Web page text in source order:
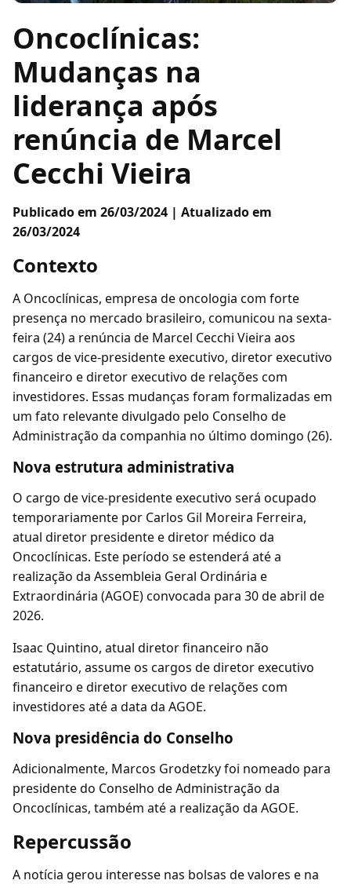
Oncoclínicas:
Mudanças na
liderança após
renúncia de Marcel
Cecchi Vieira
Publicado em 26/03/2024 | Atualizado em
26/03/2024
Contexto
A Oncoclínicas, empresa de oncologia com forte
presença no mercado brasileiro, comunicou na sexta-
feira (24) a renúncia de Marcel Cecchi Vieira aos
cargos de vice-presidente executivo, diretor executivo
financeiro e diretor executivo de relações com
investidores. Essas mudanças foram formalizadas em
um fato relevante divulgado pelo Conselho de
Administração da companhia no último domingo (26).
Nova estrutura administrativa
O cargo de vice-presidente executivo será ocupado
temporariamente por Carlos Gil Moreira Ferreira,
atual diretor presidente e diretor médico da
Oncoclínicas. Este período se estenderá até a
realização da Assembleia Geral Ordinária e
Extraordinária (AGOE) convocada para 30 de abril de
2026.
Isaac Quintino, atual diretor financeiro não
estatutário, assume os cargos de diretor executivo
financeiro e diretor executivo de relações com
investidores até a data da AGOE.
Nova presidência do Conselho
Adicionalmente, Marcos Grodetzky foi nomeado para
presidente do Conselho de Administração da
Oncoclínicas, também até a realização da AGOE.
Repercussão
A notícia gerou interesse nas bolsas de valores e na